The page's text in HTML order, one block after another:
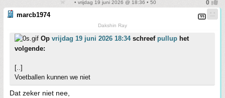
• vrijdag 19 juni 2026 @ 18:36 • 50
marcb1974
Dakshin Ray
Op vrijdag 19 juni 2026 18:34schreef pullup het
volgende:
[..]
Voetballen kunnen we niet
Dat zeker niet nee,